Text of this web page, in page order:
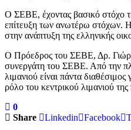
Ο ΣΕΒΕ, έχοντας βασικό στόχο
επίτευξη των ανωτέρω στόχων.
στην ανάπτυξη της ελληνικής
Ο Πρόεδρος του ΣΕΒΕ, Δρ.
συνεργάτη του ΣΕΒΕ. Από την
λιμανιού είναι πάντα
ρόλο του κεντρικού λιμανιού
0
Share
Linkedin Facebook